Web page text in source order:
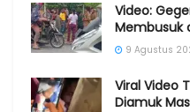
Video:
Membusuk
9 Agustus
Viral Video
Diamuk